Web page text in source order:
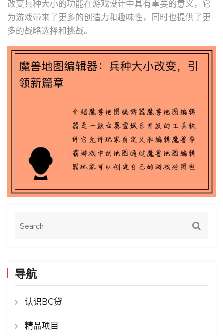
改变兵种大小的功能在游戏设计中具有重要的意义，它
为游戏带来了更多的创造力和趣味性，同时也提供了更
多的战略选择和挑战。
导航
认识BC贷
精品项目